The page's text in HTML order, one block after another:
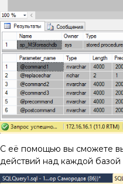
С её помощью вы сможете
действий над каждой базой